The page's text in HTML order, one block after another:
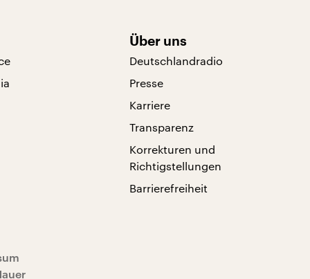
Über uns
Deutschlandradio
Presse
Karriere
Transparenz
Korrekturen und
Richtigstellungen
Barrierefreiheit